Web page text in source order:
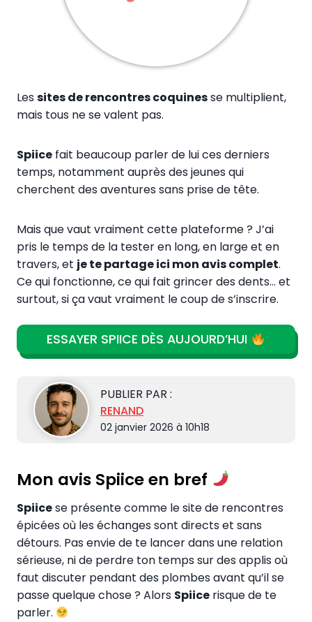
Lessites de rencontres coquinesse multiplient,
mais tous ne se valent pas.
Spiice fait beaucoup parler de lui ces derniers
temps, notamment auprès des jeunes qui
cherchent des aventures sans prise de tête.
Mais que vaut vraiment cette plateforme ? J’ai
pris le temps de la tester en long, en large et en
travers, et je te partage ici mon avis complet.
Ce qui fonctionne, ce qui fait grincer des dents… et
surtout, si ça vaut vraiment le coup de s’inscrire.
ESSAYER SPIICE DÈS AUJOURD’HUI
PUBLIER PAR :
RENAND
02 janvier 2026 à 10h18
Mon avis Spiice en bref
Spiicese présente comme le site de rencontres
épicées où les échanges sont directs et sans
détours. Pas envie de te lancer dans une relation
sérieuse, ni de perdre ton temps sur des applis où
faut discuter pendant des plombes avant qu’il se
passe quelque chose ? Alors Spiice risque de te
parler.